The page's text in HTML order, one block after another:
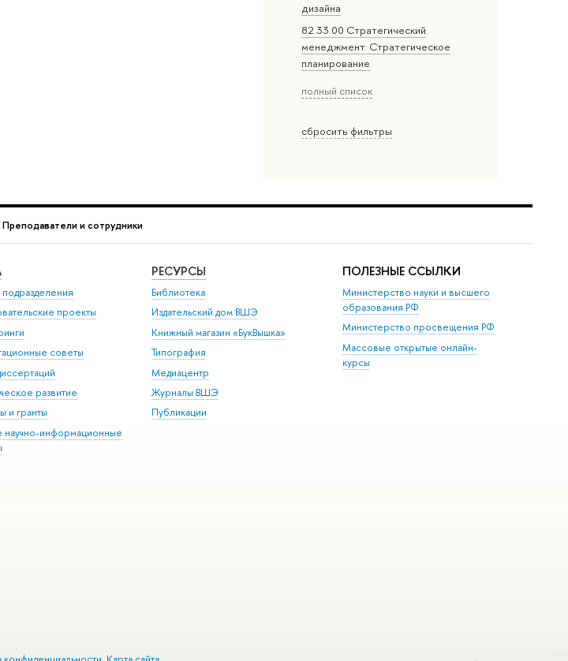
дизайна
82.33.00 Стратегический
менеджмент. Стратегическое
планирование
полный список
сбросить фильтры
Преподаватели и сотрудники
проекты
советы
развитие
и гранты
научно-информационные
РЕСУРСЫ
Библиотека
Издательский дом ВШЭ
Книжный магазин «БукВышка»
Типография
Медиацентр
Журналы ВШЭ
Публикации
ПОЛЕЗНЫЕ ССЫЛКИ
Министерство науки и высшего
образования РФ
Министерство просвещения РФ
Массовые открытые онлайн-
курсы